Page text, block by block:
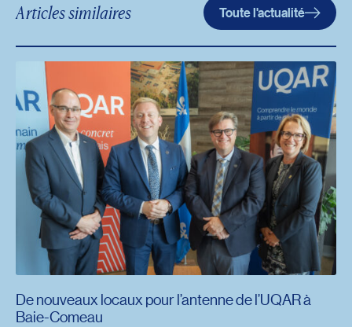
Articles similaires Toute l'actualité
De nouveaux locaux pour l’antenne de l’UQAR à
Baie-Comeau